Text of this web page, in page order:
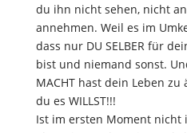
du ihn nicht sehen, nicht
annehmen. Weil es im
dass nur DU SELBER für
bist und niemand sonst.
MACHT hast dein Leben
du es WILLST!!!
Ist im ersten Moment nicht